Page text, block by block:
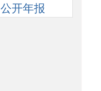
公开年报